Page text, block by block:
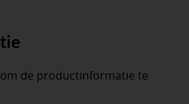
de productinformatie te